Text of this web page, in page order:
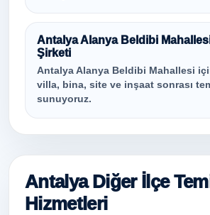
Antalya Alanya Beldibi
Şirketi
Antalya Alanya Beldibi Mahallesi
villa, bina, site ve inşaat sonrası
sunuyoruz.
Antalya Diğer İlçe
Hizmetleri